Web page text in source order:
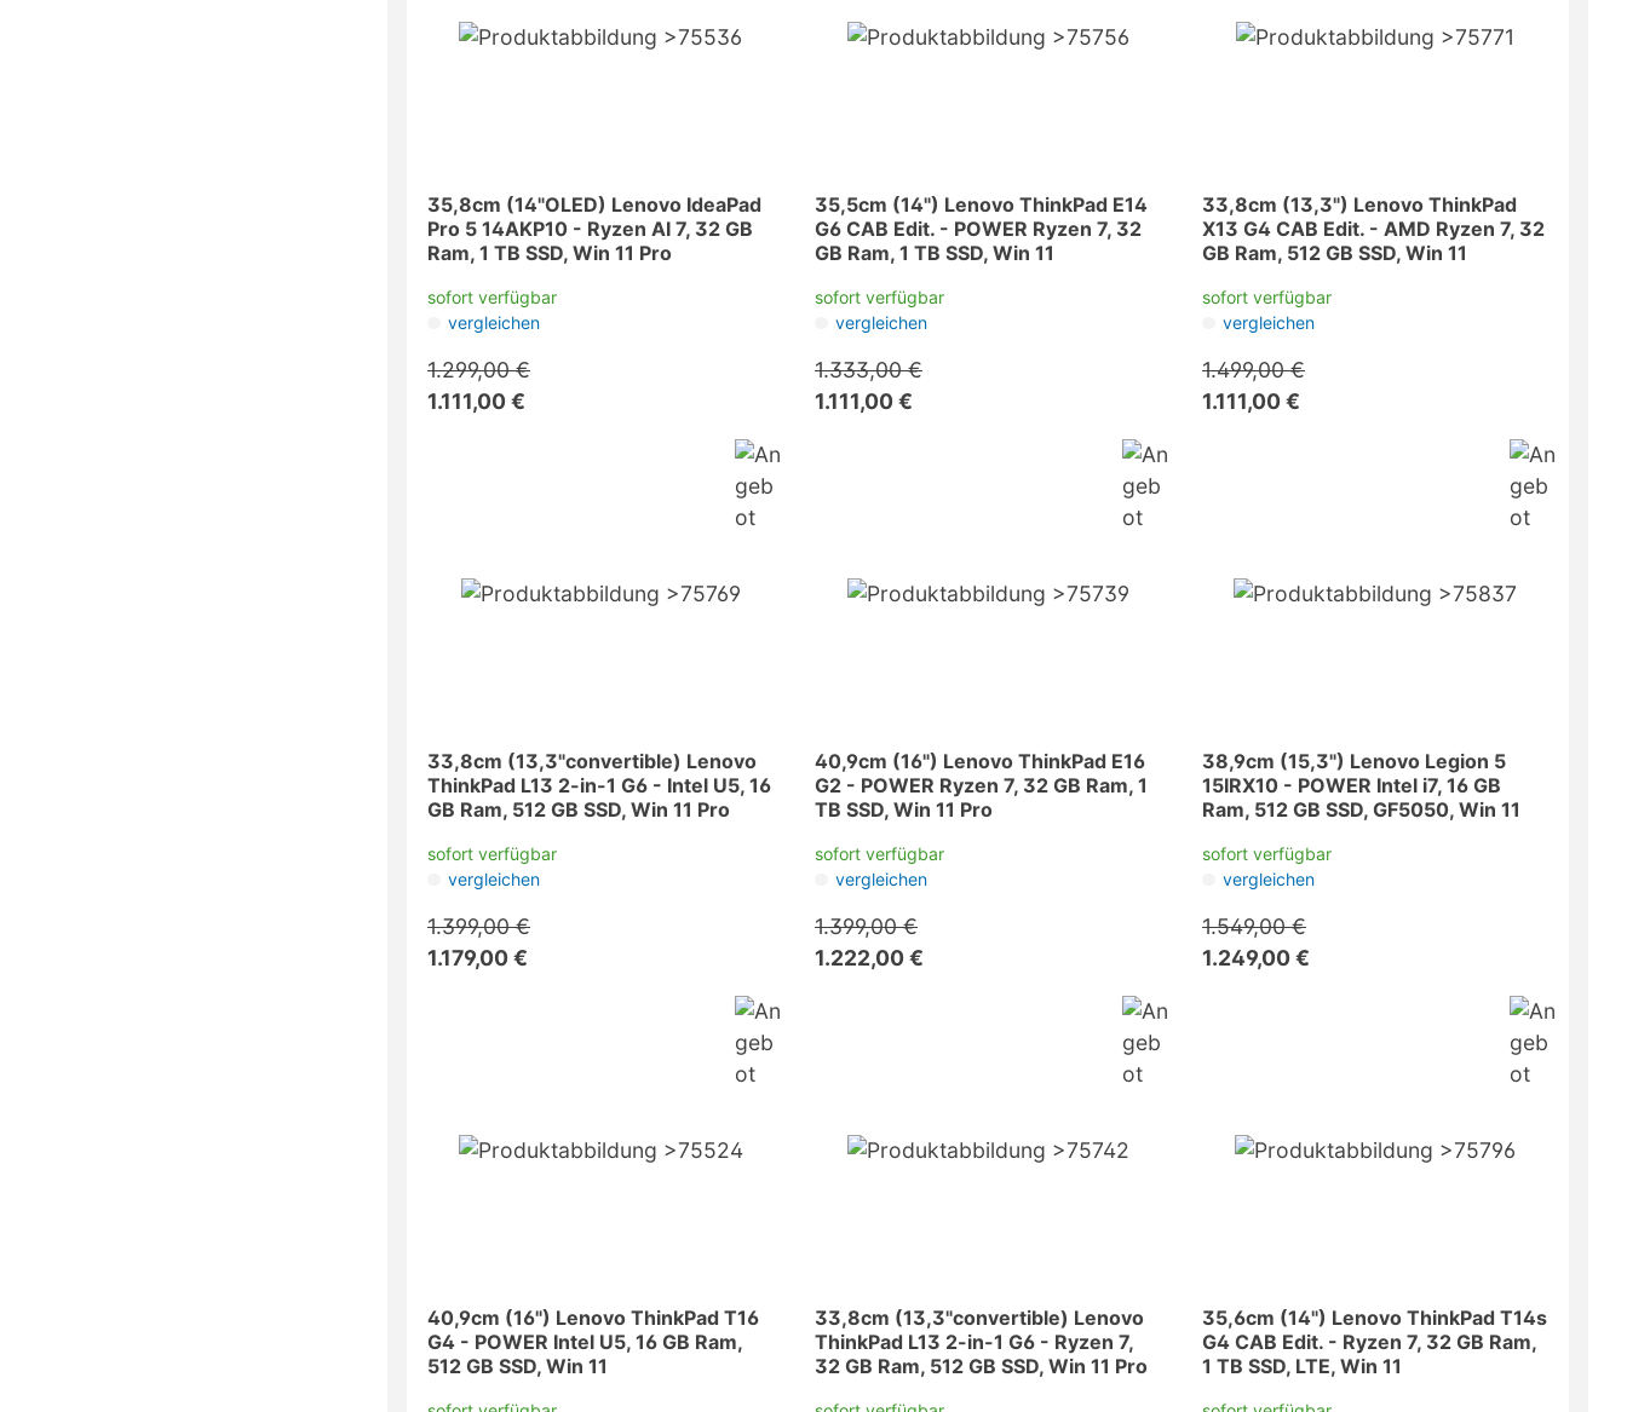
35,8cm (14"OLED) Lenovo IdeaPad
Pro 5 14AKP10 - Ryzen AI 7, 32 GB
Ram, 1 TB SSD, Win 11 Pro
sofort verfügbar
vergleichen
1.299,00 €
1.111,00 €
35,5cm (14") Lenovo ThinkPad E14
G6 CAB Edit. - POWER Ryzen 7, 32
GB Ram, 1 TB SSD, Win 11
sofort verfügbar
vergleichen
1.333,00 €
1.111,00 €
33,8cm (13,3") Lenovo ThinkPad
X13 G4 CAB Edit. - AMD Ryzen 7, 32
GB Ram, 512 GB SSD, Win 11
sofort verfügbar
vergleichen
1.499,00 €
1.111,00 €
33,8cm (13,3"convertible) Lenovo
ThinkPad L13 2-in-1 G6 - Intel U5, 16
GB Ram, 512 GB SSD, Win 11 Pro
sofort verfügbar
vergleichen
1.399,00 €
1.179,00 €
40,9cm (16") Lenovo ThinkPad E16
G2 - POWER Ryzen 7, 32 GB Ram, 1
TB SSD, Win 11 Pro
sofort verfügbar
vergleichen
1.399,00 €
1.222,00 €
38,9cm (15,3") Lenovo Legion 5
15IRX10 - POWER Intel i7, 16 GB
Ram, 512 GB SSD, GF5050, Win 11
sofort verfügbar
vergleichen
1.549,00 €
1.249,00 €
40,9cm (16") Lenovo ThinkPad T16
G4 - POWER Intel U5, 16 GB Ram,
512 GB SSD, Win 11
33,8cm (13,3"convertible) Lenovo
ThinkPad L13 2-in-1 G6 - Ryzen 7,
32 GB Ram, 512 GB SSD, Win 11 Pro
35,6cm (14") Lenovo ThinkPad T14s
G4 CAB Edit. - Ryzen 7, 32 GB Ram,
1 TB SSD, LTE, Win 11